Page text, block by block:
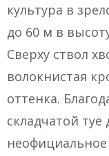
культура в
до 60 м в
Сверху ствол
волокнистая
оттенка.
складчатой